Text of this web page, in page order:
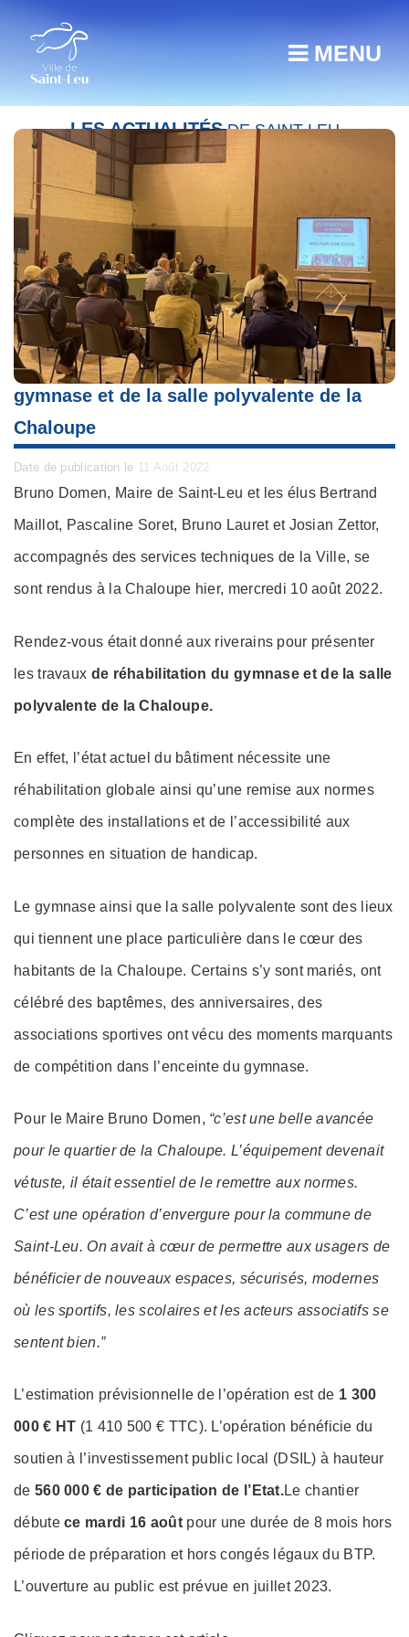
MENU
LES ACTUALITÉSDE SAINT-LEU
Leu RDV citoyen – Réhabilitation du
gymnase et de la salle polyvalente de la
Chaloupe
Date de publication le Posted
on
11 Août 2022
Bruno Domen, Maire de Saint-Leu et les élus Bertrand
Maillot, Pascaline Soret, Bruno Lauret et Josian Zettor,
accompagnés des services techniques de la Ville, se
sont rendus à la Chaloupe hier, mercredi 10 août 2022.
Rendez-vous était donné aux riverains pour présenter
les travaux de réhabilitation du gymnase et de la salle
polyvalente de la Chaloupe.
En effet, l’état actuel du bâtiment nécessite une
réhabilitation globale ainsi qu’une remise aux normes
complète des installations et de l’accessibilité aux
personnes en situation de handicap.
Le gymnase ainsi que la salle polyvalente sont des lieux
qui tiennent une place particulière dans le cœur des
habitants de la Chaloupe. Certains s’y sont mariés, ont
célébré des baptêmes, des anniversaires, des
associations sportives ont vécu des moments marquants
de compétition dans l’enceinte du gymnase.
Pour le Maire Bruno Domen, “c’est une belle avancée
pour le quartier de la Chaloupe. L’équipement devenait
vétuste, il était essentiel de le remettre aux normes.
C’est une opération d’envergure pour la commune de
Saint-Leu. On avait à cœur de permettre aux usagers de
bénéficier de nouveaux espaces, sécurisés, modernes
où les sportifs, les scolaires et les acteurs associatifs se
sentent bien.”
L’estimation prévisionnelle de l’opération est de 1 300
000 € HT (1 410 500 € TTC). L’opération bénéficie du
soutien à l’investissement public local (DSIL) à hauteur
de 560 000 € de participation de l’Etat.Le chantier
débutece mardi 16 août pour une durée de 8 mois hors
période de préparation et hors congés légaux du BTP.
L’ouverture au public est prévue en juillet 2023.